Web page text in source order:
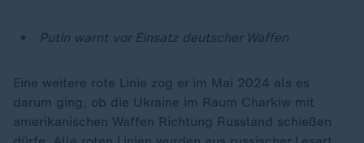
Putin warnt vor Einsatz deutscher Waffen
Eine weitere rote Linie zog er im Mai 2024 als es
darum ging, ob die Ukraine im Raum Charkiw mit
amerikanischen Waffen Richtung Russland schießen